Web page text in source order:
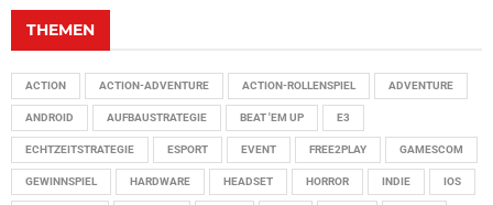
THEMEN
ACTION ACTION-ADVENTURE ACTION-ROLLENSPIEL ADVENTURE
ANDROID AUFBAUSTRATEGIE BEAT 'EM UP E3
ECHTZEITSTRATEGIE ESPORT EVENT FREE2PLAY GAMESCOM
GEWINNSPIEL HARDWARE HEADSET HORROR INDIE IOS